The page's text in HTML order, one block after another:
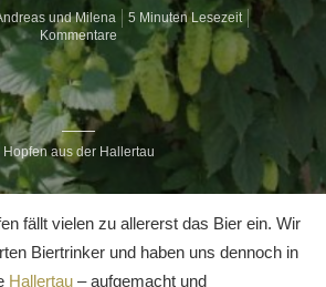
Hopfen aus der Hallertau
und Milena
5 Minuten Lesezeit
Kommentare
fällt vielen zu allererst das Bier ein. Wir
Biertrinker und haben uns dennoch in
Hallertau – aufgemacht und